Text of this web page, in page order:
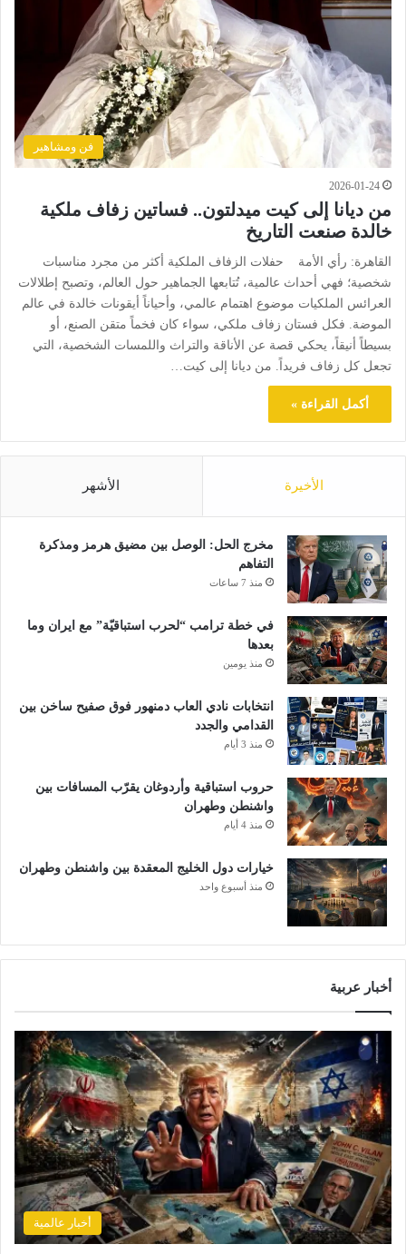
فن ومشاهير
2026-01-24
من ديانا إلى كيت ميدلتون.. فساتين زفاف ملكية
خالدة صنعت التاريخ
القاهرة: رأي الأمة حفلات الزفاف الملكية أكثر من مجرد مناسبات
شخصية؛ فهي أحداث عالمية، تُتابعها الجماهير حول العالم، وتصبح إطلالات
العرائس الملكيات موضوع اهتمام عالمي، وأحياناً أيقونات خالدة في عالم
الموضة. فكل فستان زفاف ملكي، سواء كان فخماً متقن الصنع، أو
بسيطاً أنيقاً، يحكي قصة عن الأناقة والتراث واللمسات الشخصية، التي
تجعل كل زفاف فريداً. من ديانا إلى كيت…
أكمل القراءة »
الأخيرة الأشهر
مخرج الحل: الوصل بين مضيق هرمز ومذكرة
التفاهم
منذ 7 ساعات
في خطة ترامب “لحرب استباقيّة” مع ايران وما
بعدها
منذ يومين
انتخابات نادي العاب دمنهور فوق صفيح ساخن بين
القدامي والجدد
منذ 3 أيام
حروب استباقية وأردوغان يقرّب المسافات بين
واشنطن وطهران
منذ 4 أيام
خيارات دول الخليج المعقدة بين واشنطن وطهران
منذ أسبوع واحد
أخبار عربية
أخبار عالمية